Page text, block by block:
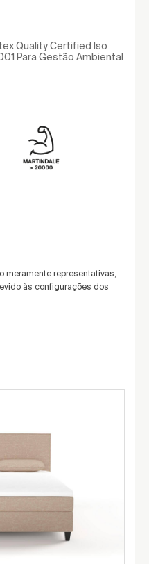
Quality Certified Iso
Para Gestão Ambiental
meramente representativas,
às configurações dos